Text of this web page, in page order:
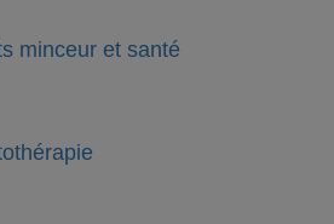
minceur et santé